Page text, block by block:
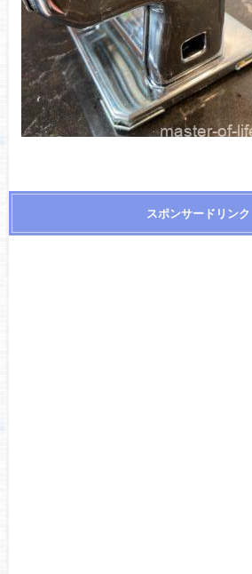
スポンサードリンク